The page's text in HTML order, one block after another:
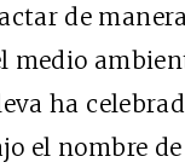
de
medio
ha
el nombre de